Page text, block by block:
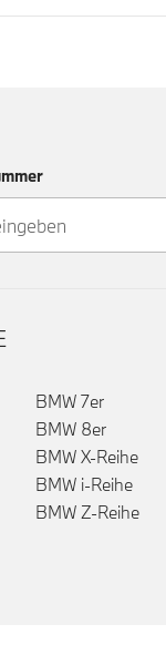
BMW 7er
BMW 8er
BMW X-Reihe
BMW i-Reihe
BMW Z-Reihe